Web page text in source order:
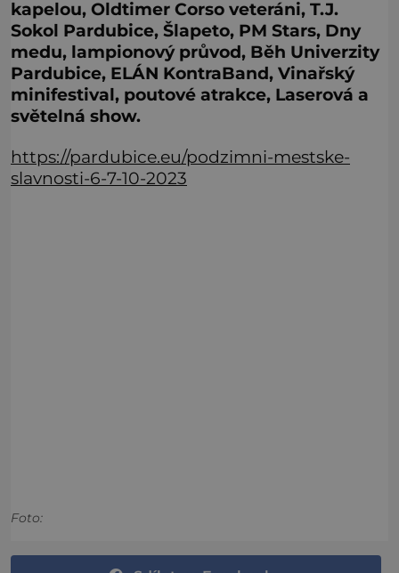
kapelou, Oldtimer Corso veteráni, T.J.
Sokol Pardubice, Šlapeto, PM Stars, Dny
medu, lampionový průvod, Běh Univerzity
Pardubice, ELÁN KontraBand, Vinařský
minifestival, poutové atrakce, Laserová a
světelná show.
https://pardubice.eu/podzimni-mestske-
slavnosti-6-7-10-2023
Foto: